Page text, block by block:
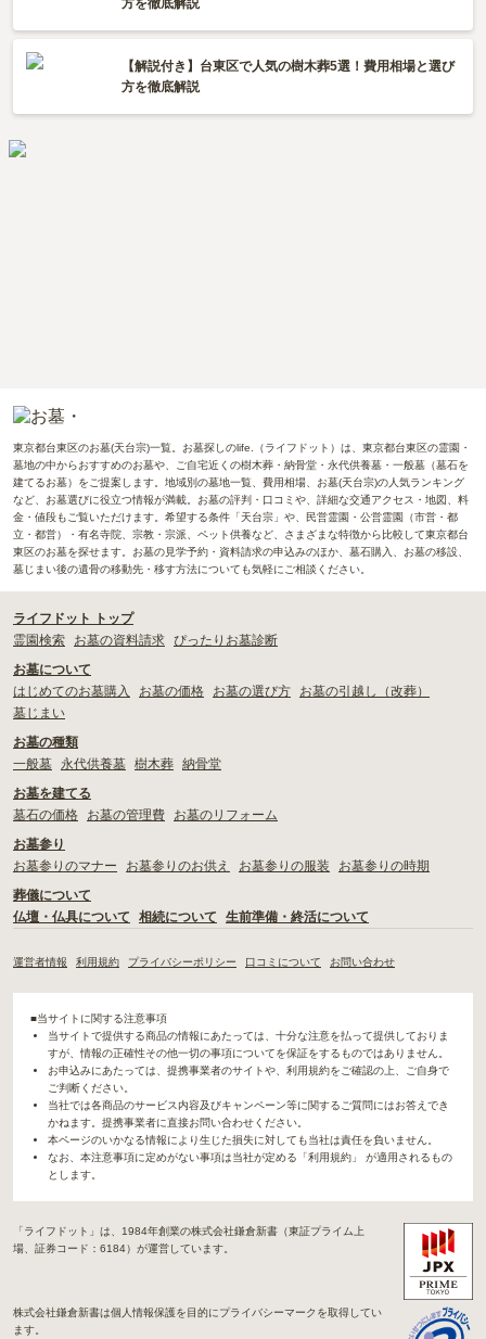
【解説付き】台東区で人気の樹木葬5選！費用相場と選び
方を徹底解説
東京都台東区のお墓(天台宗)一覧。お墓探しのlife.（ライフドット）は、東京都台東区の霊園・
墓地の中からおすすめのお墓や、ご自宅近くの樹木葬・納骨堂・永代供養墓・一般墓（墓石を
建てるお墓）をご提案します。地域別の墓地一覧、費用相場、お墓(天台宗)の人気ランキング
など、お墓選びに役立つ情報が満載。お墓の評判・口コミや、詳細な交通アクセス・地図、料
金・値段もご覧いただけます。希望する条件「天台宗」や、民営霊園・公営霊園（市営・都
立・都営）・有名寺院、宗教・宗派、ペット供養など、さまざまな特徴から比較して東京都台
東区のお墓を探せます。お墓の見学予約・資料請求の申込みのほか、墓石購入、お墓の移設、
墓じまい後の遺骨の移動先・移す方法についても気軽にご相談ください。
ライフドット トップ
霊園検索
お墓の資料請求 ぴったりお墓診断
お墓について
はじめてのお墓購入
お墓の価格 お墓の選び方
お墓の引越し（改葬）
墓じまい
お墓の種類
一般墓
永代供養墓 樹木葬 納骨堂
お墓を建てる
墓石の価格
お墓の管理費
お墓のリフォーム
お墓参り
お墓参りのマナー
お墓参りのお供え お墓参りの服装
お墓参りの時期
葬儀について
仏壇・仏具について
相続について 生前準備・終活について
運営者情報 利用規約 プライバシーポリシー 口コミについて お問い合わせ
■当サイトに関する注意事項
当サイトで提供する商品の情報にあたっては、十分な注意を払って提供しておりま
すが、情報の正確性その他一切の事項についてを保証をするものではありません。
お申込みにあたっては、提携事業者のサイトや、利用規約をご確認の上、ご自身で
ご判断ください。
当社では各商品のサービス内容及びキャンペーン等に関するご質問にはお答えでき
かねます。提携事業者に直接お問い合わせください。
本ページのいかなる情報により生じた損失に対しても当社は責任を負いません。
なお、本注意事項に定めがない事項は当社が定める「利用規約」 が適用されるもの
とします。
「ライフドット」は、1984年創業の株式会社鎌倉新書（東証プライム上
場、証券コード：6184）が運営しています。
株式会社鎌倉新書は個人情報保護を目的にプライバシーマークを取得してい
ます。